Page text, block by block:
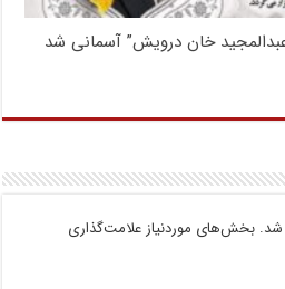
خان درویش” آسمانی شد
شد. بخش‌های موردنیاز علامت‌گذاری